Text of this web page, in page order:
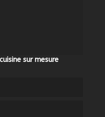
sur mesure